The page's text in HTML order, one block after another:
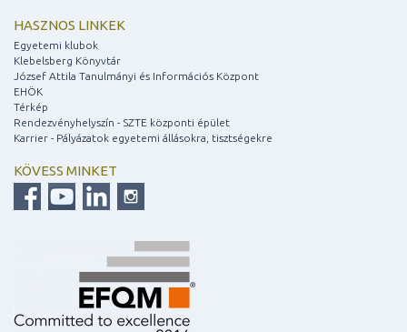
HASZNOS LINKEK
Egyetemi klubok
Klebelsberg Könyvtár
József Attila Tanulmányi és Információs Központ
EHÖK
Térkép
Rendezvényhelyszín - SZTE központi épület
Karrier - Pályázatok egyetemi állásokra, tisztségekre
KÖVESS MINKET